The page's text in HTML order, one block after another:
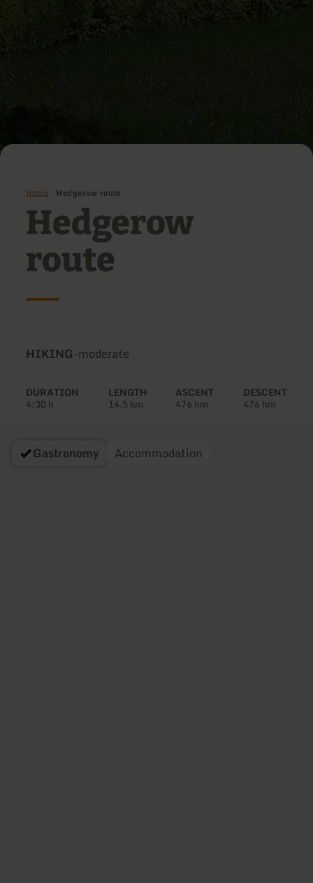
Home Hedgerow route
Hedgerow
route
Type
tour:
HIKING-Difficulty:
moderate
DURATION
4:30 h
LENGTH
14.5 km
ASCENT
476 hm
DESCENT
476 hm
Gastronomy Accommodation